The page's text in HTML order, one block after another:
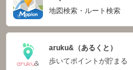
地図検索・ルート検索
aruku&（あるくと）
歩いてポイントが貯まる